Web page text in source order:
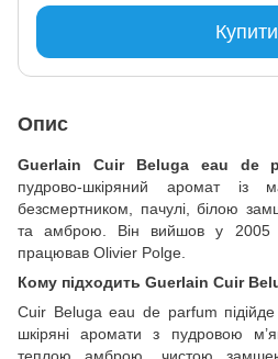
Купити
Опис
Guerlain Cuir Beluga eau de
пудрово-шкіряний аромат із
безсмертником, пачулі, білою
та амброю. Він вийшов у 2005
працював Olivier Polge.
Кому підходить Guerlain Cuir
Cuir Beluga eau de parfum підійде
шкіряні аромати з пудровою
теплою амброю, чистою